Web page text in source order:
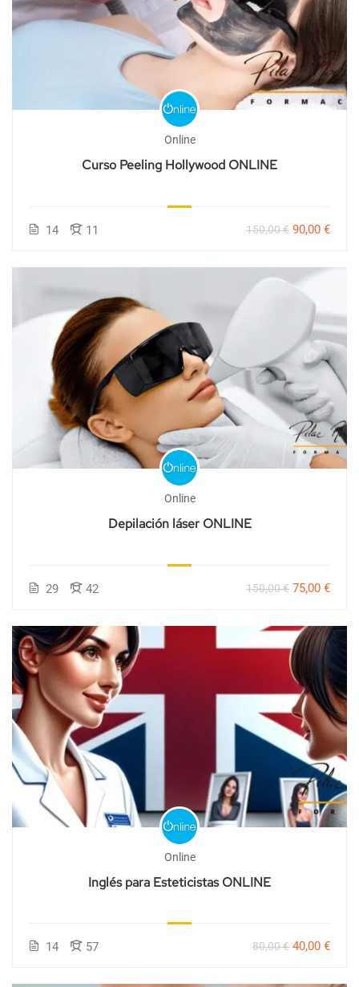
Online
Curso Peeling Hollywood ONLINE
14 11 150,00 € 90,00 €
Online
Depilación láser ONLINE
29 42 150,00 € 75,00 €
Online
Inglés para Esteticistas ONLINE
14 57 80,00 € 40,00 €